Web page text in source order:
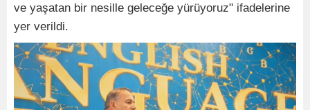
ve yaşatan bir nesille geleceğe yürüyoruz" ifadelerine
yer verildi.